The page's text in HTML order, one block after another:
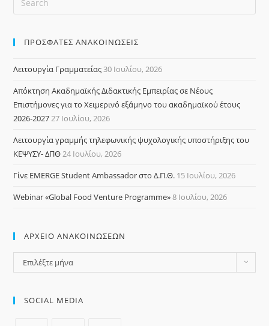
ΠΡΟΣΦΑΤΕΣ ΑΝΑΚΟΙΝΩΣΕΙΣ
Λειτουργία Γραμματείας30 Ιουλίου, 2026
Απόκτηση Ακαδημαϊκής Διδακτικής Εμπειρίας σε Νέους
Επιστήμονες για το Χειμερινό εξάμηνο του ακαδημαϊκού έτους
2026-202727 Ιουλίου, 2026
Λειτουργία γραμμής τηλεφωνικής ψυχολογικής υποστήριξης του
ΚΕΨΥΣΥ- ΔΠΘ24 Ιουλίου, 2026
Γίνε EMERGE Student Ambassador στο Δ.Π.Θ. 15 Ιουλίου, 2026
Webinar «Global Food Venture Programme»8 Ιουλίου, 2026
ΑΡΧΕΙΟ ΑΝΑΚΟΙΝΩΣΕΩΝ
Επιλέξτε μήνα
SOCIAL MEDIA